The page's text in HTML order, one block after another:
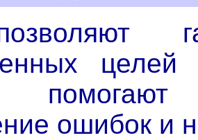
помогают
ошибок и